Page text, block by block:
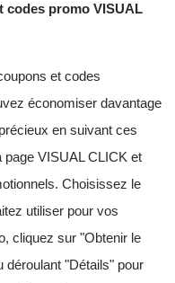
codes promo VISUAL
et codes
économiser davantage
en suivant ces
VISUAL CLICK et
Choisissez le
utiliser pour vos
cliquez sur "Obtenir le
déroulant "Détails" pour